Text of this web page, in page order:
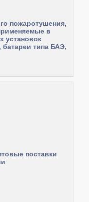
пожаротушения,
в
установок
батареи типа БАЭ,
поставки